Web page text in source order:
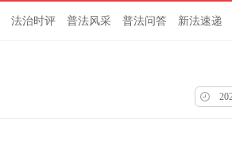
法治时评 普法风采 普法问答 新法速递